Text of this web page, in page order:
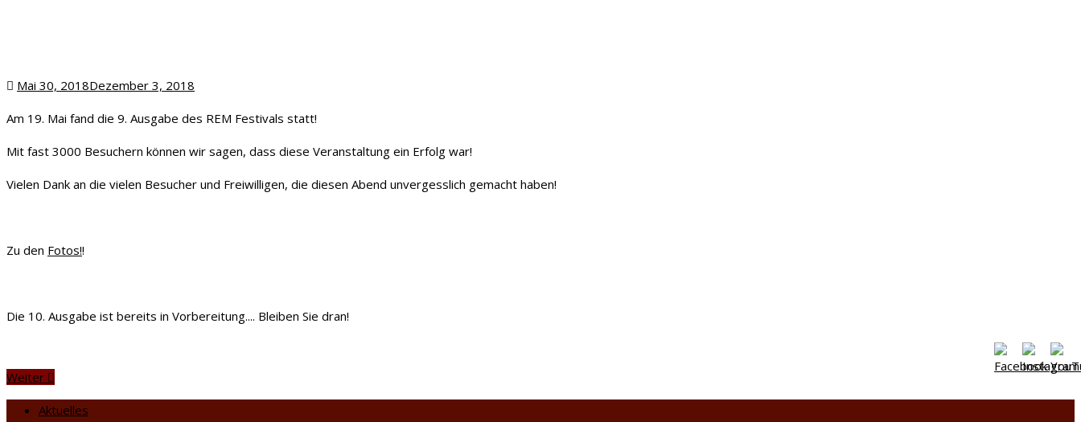
Posted
Mai 30, 2018Dezember 3, 2018
Am 19. Mai fand die 9. Ausgabe des REM Festivals statt!
Mit fast 3000 Besuchern können wir sagen, dass diese Veranstaltung ein Erfolg war!
Vielen Dank an die vielen Besucher und Freiwilligen, die diesen Abend unvergesslich gemacht haben!
Zu den Fotos!!
Die 10. Ausgabe ist bereits in Vorbereitung.... Bleiben Sie dran!
Weiter
Aktuelles